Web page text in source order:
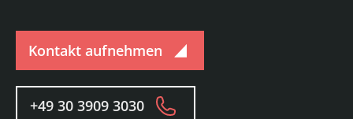
Kontakt aufnehmen
+49 30 3909 3030